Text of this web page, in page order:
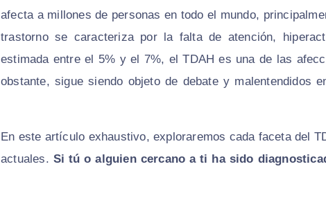
afecta a millones de personas en todo el mundo,
trastorno se caracteriza por la falta de atención,
estimada entre el 5% y el 7%, el TDAH es una de las
obstante, sigue siendo objeto de debate y malentendidos
En este artículo exhaustivo, exploraremos cada faceta del
actuales. Si tú o alguien cercano a ti ha sido